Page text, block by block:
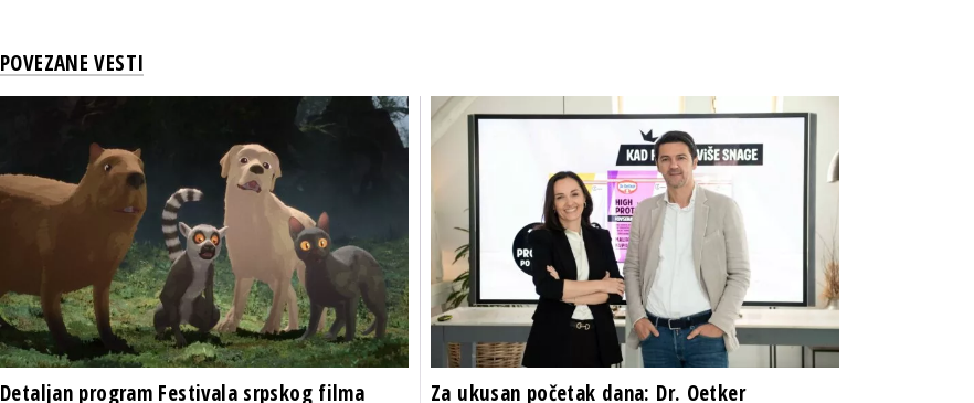
POVEZANE VESTI
Detaljan program Festivala srpskog filma Za ukusan početak dana: Dr. Oetker